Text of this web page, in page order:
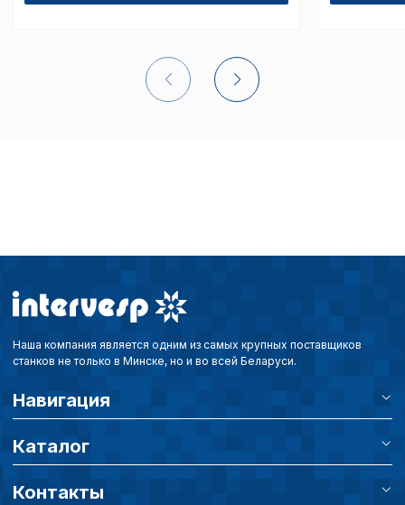
Наша компания является одним из самых крупных поставщиков
станков не только в Минске, но и во всей Беларуси.
Навигация
Каталог
Контакты
cookie файлов не
определять
исходя из
пользователей.